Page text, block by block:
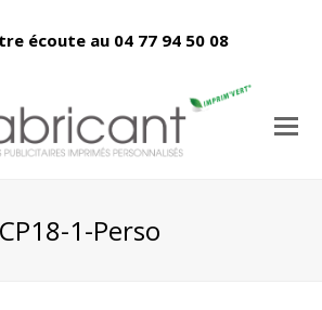
écoute au 04 77 94 50 08
CP18-1-Perso